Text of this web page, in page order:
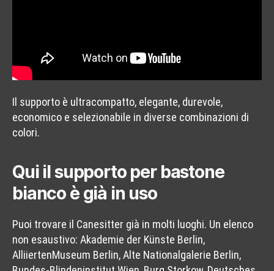
Il supporto è ultracompatto, elegante, durevole,
economico e selezionabile in diverse combinazioni di
colori.
Qui il supporto per bastone
bianco è già in uso
Puoi trovare il Canesitter già in molti luoghi. Un elenco
non esaustivo: Akademie der Künste Berlin,
AlliiertenMuseum Berlin, Alte Nationalgalerie Berlin,